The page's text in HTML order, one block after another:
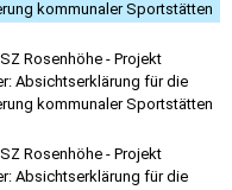
kommunaler Sportstätten
Rosenhöhe - Projekt
Absichtserklärung für die
kommunaler Sportstätten
Rosenhöhe - Projekt
Absichtserklärung für die